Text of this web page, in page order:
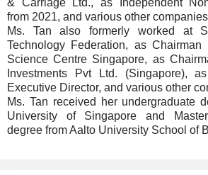
& Carriage Ltd., as Independent
from 2021, and various other
Ms. Tan also formerly worked at
Technology Federation, as
Science Centre Singapore, as
Investments Pvt Ltd. (Singapore),
Executive Director, and various other
Ms. Tan received her undergraduate
University of Singapore and
degree from Aalto University School of